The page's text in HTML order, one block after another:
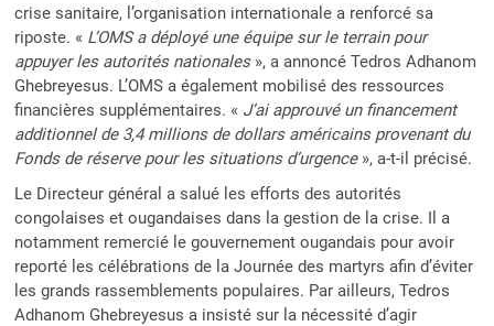
crise sanitaire, l’organisation internationale a renforcé sa
riposte. « L’OMS a déployé une équipe sur le terrain pour
appuyer les autorités nationales », a annoncé Tedros Adhanom
Ghebreyesus. L’OMS a également mobilisé des ressources
financières supplémentaires. « J’ai approuvé un financement
additionnel de 3,4 millions de dollars américains provenant du
Fonds de réserve pour les situations d’urgence», a-t-il précisé.
Le Directeur général a salué les efforts des autorités
congolaises et ougandaises dans la gestion de la crise. Il a
notamment remercié le gouvernement ougandais pour avoir
reporté les célébrations de la Journée des martyrs afin d’éviter
les grands rassemblements populaires. Par ailleurs, Tedros
Adhanom Ghebreyesus a insisté sur la nécessité d’agir